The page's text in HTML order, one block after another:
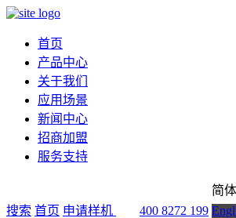
首页
产品中心
关于我们
应用场景
新闻中心
招商加盟
服务支持
搜索 首页 申请样机 400 8272 199
简